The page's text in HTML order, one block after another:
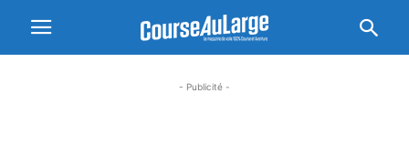
- Publicité -